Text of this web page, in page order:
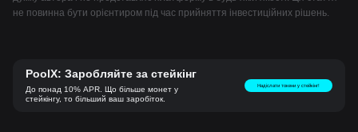
не повинна бути орієнтиром під час прийняття інвестиційних рішень.
PoolX: Заробляйте за стейкінг
До понад 10% APR. Що більше монет у
стейкінгу, то більший ваш заробіток.
Надіслати токени у стейкінг!